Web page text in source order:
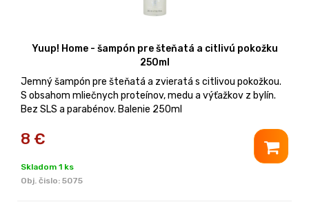
Yuup! Home - šampón pre šteňatá a citlivú pokožku
250ml
Jemný šampón pre šteňatá a zvieratá s citlivou pokožkou.
S obsahom mliečnych proteínov, medu a výťažkov z bylín.
Bez SLS a parabénov. Balenie 250ml
8 €
Skladom 1 ks
Obj. čislo: 5075